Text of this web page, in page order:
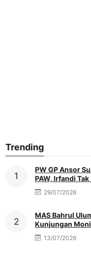
Trending
PW GP Ansor
PAW, Irfandi
Pengurus
29/07/2026
MAS Bahrul
Kunjungan
MATAMUDA
Madrasah
13/07/2026